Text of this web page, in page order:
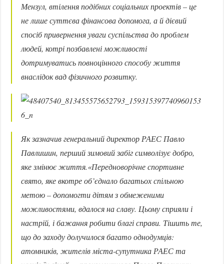
Мензул, втілення подібних соціальних проектів –це
не лише суттєва фінансова допомога, а й дієвий
спосіб привернення уваги суспільства до проблем
людей, котрі позбавлені можливості
дотримуватись повноцінного способу життя
внаслідок вад фізичного розвитку.
Як зазначив генеральний директор РАЕС Павло
Павлишин, перший зимовий забіг символізує добро,
яке змінює життя.«Передноворічне спортивне
свято, яке вкотре об’єднало багатьох спільною
метою – допомогти дітям з обмеженими
можливостями, вдалося на славу. Цьому сприяли і
настрій, і бажання робити благі справи. Тішить те,
що до заходу долучилося багато однодумців:
атомників, жителів міста-супутника РАЕС та